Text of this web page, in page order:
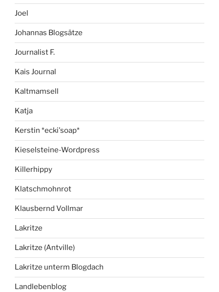
Joel
Johannas Blogsätze
Journalist F.
Kais Journal
Kaltmamsell
Katja
Kerstin *ecki'soap*
Kieselsteine-Wordpress
Killerhippy
Klatschmohnrot
Klausbernd Vollmar
Lakritze
Lakritze (Antville)
Lakritze unterm Blogdach
Landlebenblog